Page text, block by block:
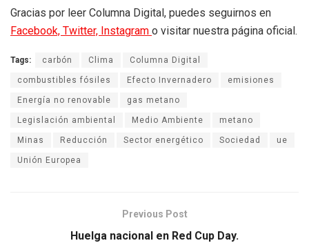
Gracias por leer Columna Digital, puedes seguirnos en
Facebook, Twitter, Instagram o visitar nuestra página oficial.
Tags: carbón Clima Columna Digital
combustibles fósiles Efecto Invernadero emisiones
Energía no renovable gas metano
Legislación ambiental Medio Ambiente metano
Minas Reducción Sector energético Sociedad ue
Unión Europea
Previous Post
Huelga nacional en Red Cup Day.